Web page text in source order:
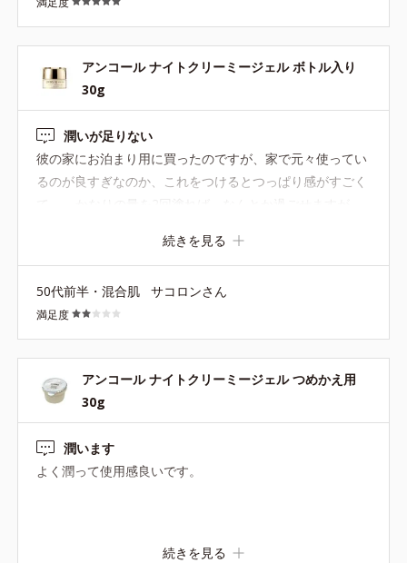
したいです。 ちなみに私は朝、オールシーズン、化粧の前
にも使っています。ベタベタさせすぎなければ、その後化
粧しても大丈夫です！ これからもずっとお世話になりたい
ので、アンコールシリーズは永遠に不滅であって欲しいで
アンコール ナイトクリーミージェル ボトル入り
30g
潤いが足りない
彼の家にお泊まり用に買ったのですが、家で元々使ってい
るのが良すぎなのか、これをつけるとつっぱり感がすごく
乾燥肌ではないですが、私の肌には物足りない商品です。
続きを見る
50代前半・混合肌 サコロンさん
満足度
アンコール ナイトクリーミージェル つめかえ用
30g
潤います
よく潤って使用感良いです。
続きを見る